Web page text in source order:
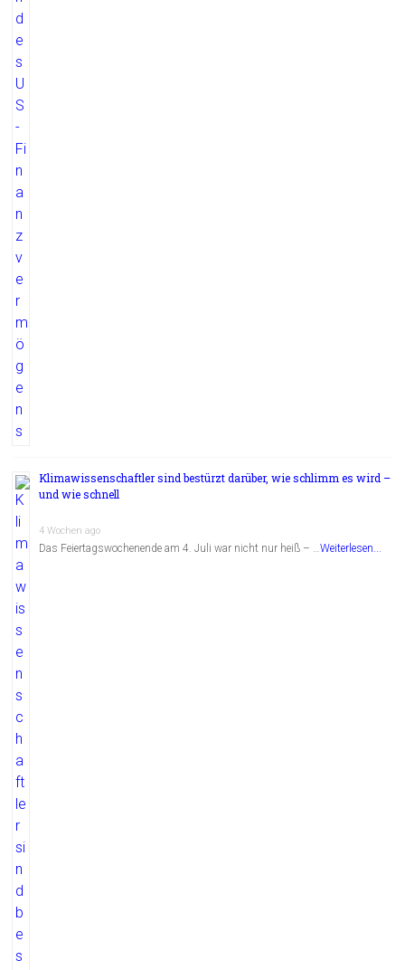
Klimawissenschaftler sind bestürzt darüber, wie schlimm es wird –
und wie schnell
4 Wochen ago
Das Feiertagswochenende am 4. Juli war nicht nur heiß – …Weiterlesen...